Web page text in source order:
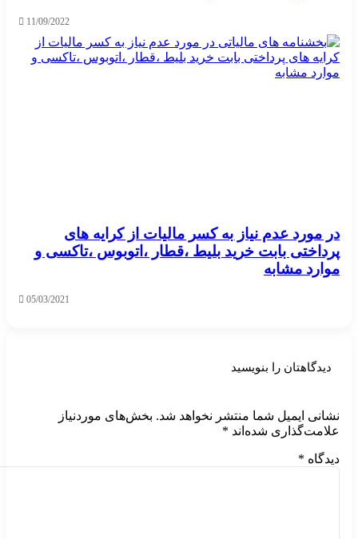
11/09/2022
در مورد عدم نیاز به کسر مالیات از کرایه های
پرداختی بابت خرید بلیط ،قطار ،اتوبوس ،تاکسی و
موارد مشابه
05/03/2021
دیدگاهتان را بنویسید
نشانی ایمیل شما منتشر نخواهد شد. بخش‌های موردنیاز
علامت‌گذاری شده‌اند *
دیدگاه *